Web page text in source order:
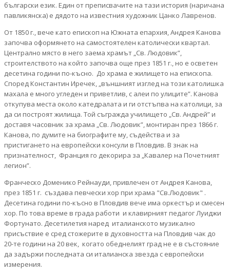
български език. Един от преписвачите на тази история (наричана
павликянска) е дядото на известния художник Цанко Лавренов.
От 1850 г., вече като епископ на Южната епархия, Андрея Канова
започва оформянето на самостоятелен католически квартал.
Централно място в него заема храмът „Св. Людовик”,
строителството на който започва още през 1851 г., но е осветен
десетина години по-късно. До храма е жилището на епископа.
Според Константин Иречек, „външният изглед на този католишка
махала е много угледен и приветлив, с алеи по улиците”. Канова
откупува места около катедралата и ги отстъпва на католици, за
да си построят жилища. Той съгражда училището „Св. Андрей” и
доставя часовник за храма „Св. Людовик”, монтиран през 1866 г.
Канова, по думите на биографите му, съдейства и за
пристигането на европейски консули в Пловдив. В знак на
признателност, Франция го декорира за „Кавалер на Почетният
легион”.
Франческо Доменико Рейнауди, привлечен от Андрея Канова,
през 1851 г. създава певчески хор при храма "Св.Людовик" .
Десетина години по-късно в Пловдив вече има оркестър и смесен
хор. По това време в града работи и клавирният педагог Луиджи
Фортунато. Десетилетия наред италианското музикално
присъствие е сред стожерите в духовността на Пловдив чак до
20-те години на 20 век, когато обеднелият град не е в състояние
да задържи последната си италианска звезда с европейски
измерения.